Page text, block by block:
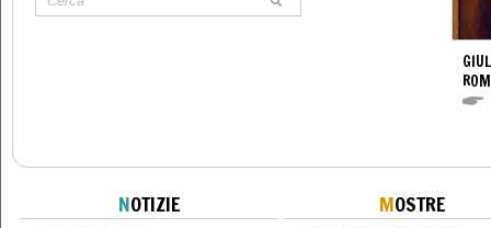
NOTIZIE MOSTRE